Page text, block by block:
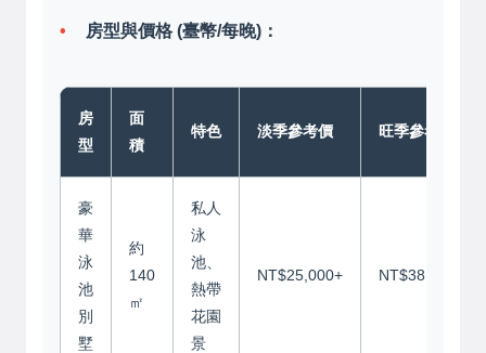
房型與價格 (臺幣/每晚)：
房
型
面
積
特色 淡季參考價 旺季參考價
豪
華
泳
池
別
墅
約
140
㎡
私人
泳
池、
熱帶
花園
景
NT$25,000+ NT$38,000+